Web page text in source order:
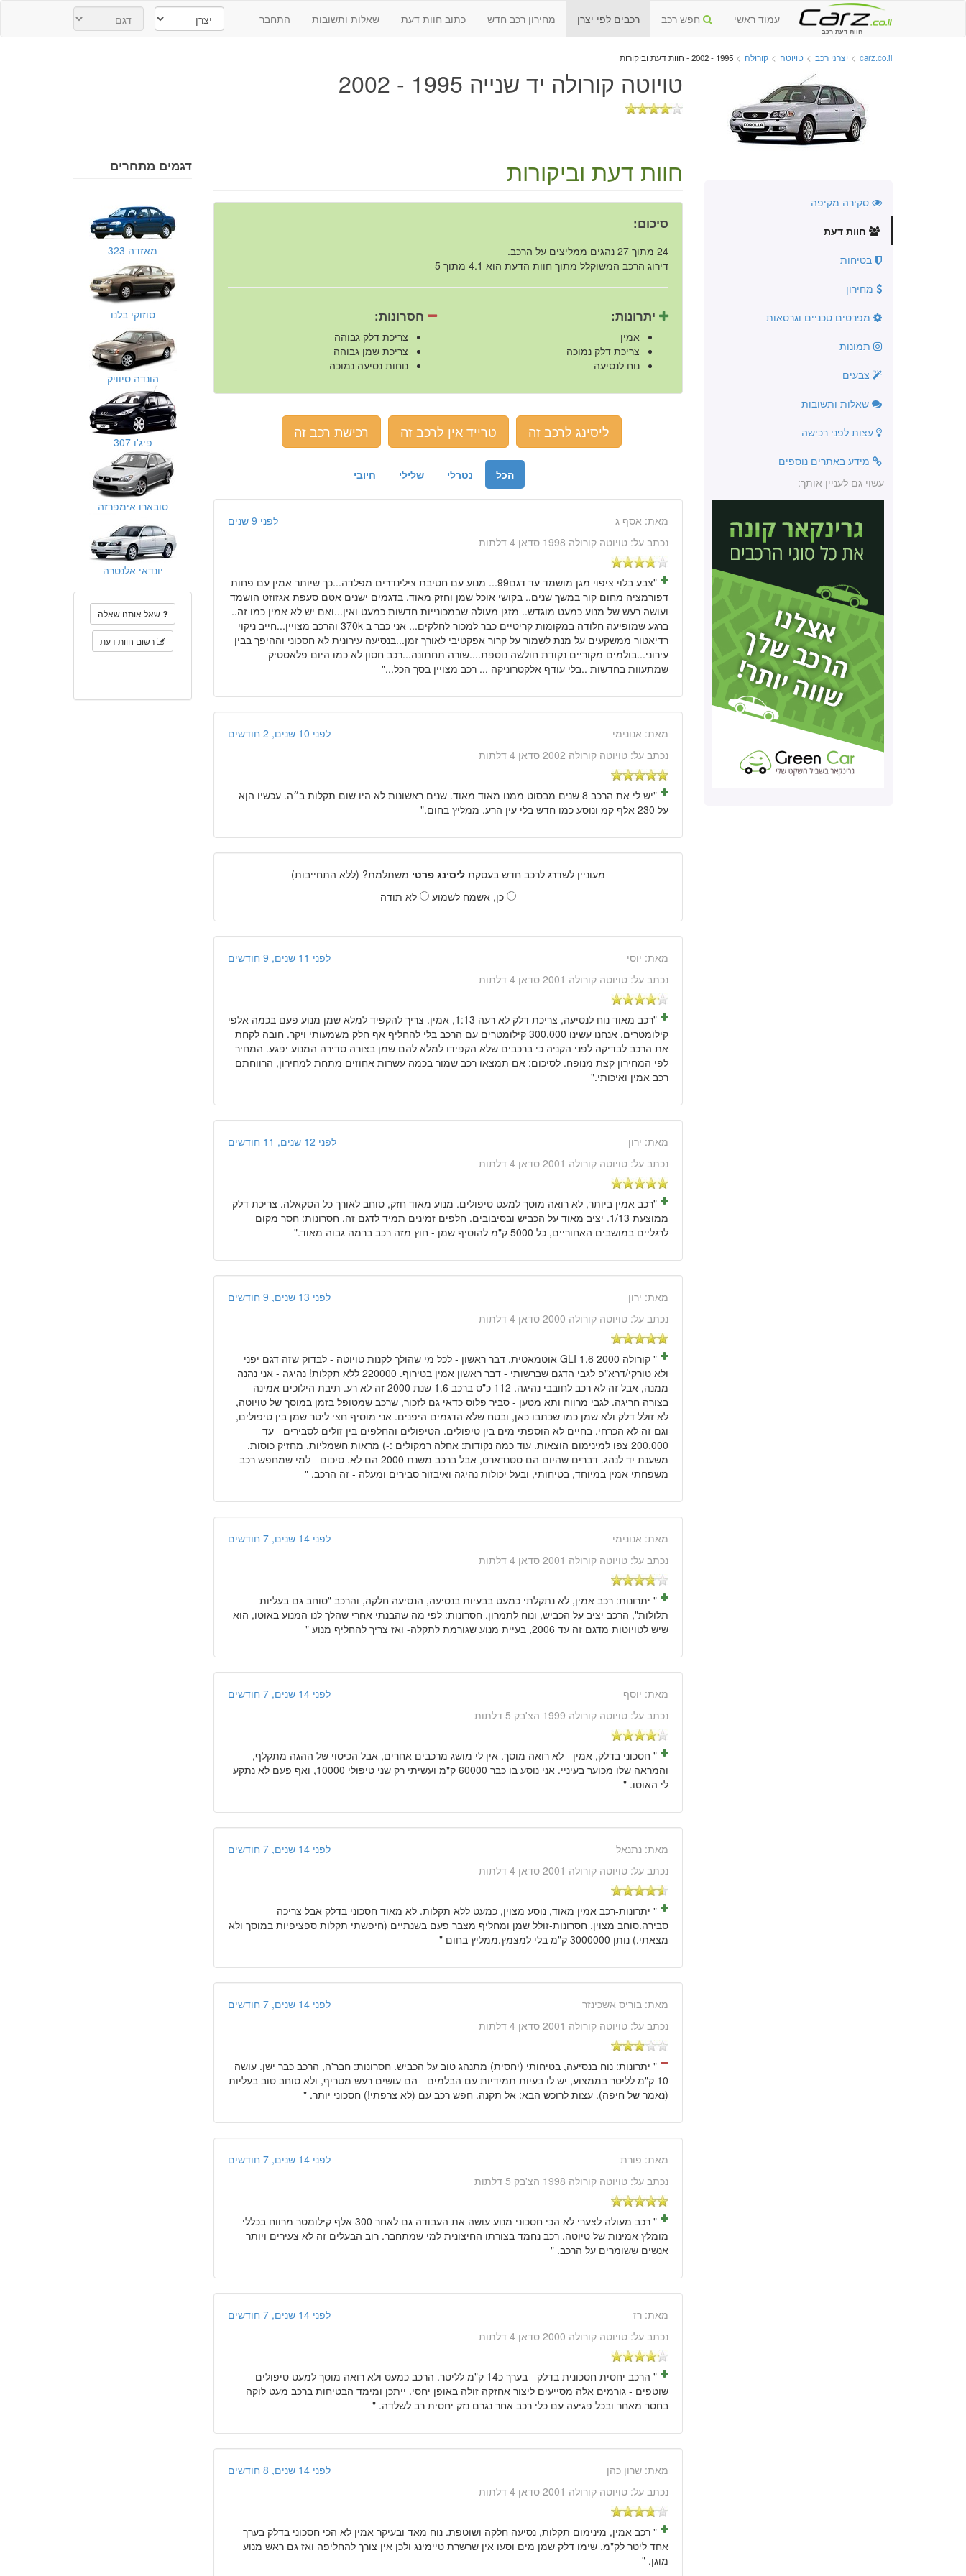
חוות דעת רכב
עמוד ראשי חפש רכב רכבים לפי יצרן מחירון רכב חדש כתוב חוות דעת שאלות ותשובות התחבר
carz.co.il
> יצרני רכב > טויוטה > קורולה > 1995 - 2002 - חוות דעת וביקורות
טויוטה קורולה יד שנייה 1995 - 2002
סקירה מקיפה
חוות דעת
בטיחות
מחירון
מפרטים טכניים וגרסאות
תמונות
צבעים
שאלות ותשובות
עצות לפני רכישה
מידע באתרים נוספים
עשוי גם לעניין אותך:
חוות דעת וביקורות
סיכום:
24 מתוך 27 נהגים ממליצים על הרכב.
דירוג הרכב המשוקלל מתוך חוות הדעת הוא 4.1 מתוך 5
יתרונות:
אמין
צריכת דלק נמוכה
נוח לנסיעה
חסרונות:
צריכת דלק גבוהה
צריכת שמן גבוהה
נוחות נסיעה נמוכה
ליסינג לרכב זה טרייד אין לרכב זה רכישת רכב זה
חיובי שלילי נטרלי הכל
מאת:אסף ג
לפני 9 שנים
נכתב על:טויוטה קורולה 1998 סדאן 4 דלתות
"צבע בלוי ציפוי מגן מושמד עד דגם99... מנוע עם חטיבת צילינדרים מפלדה...כך שיותר אמין עם פחות
דפורמציה מחום קור במשך שנים.. בקושי אוכל שמן וחזק מאוד. בדגמים ישנים אטם סעפת אגזוזט הושמד
ועושה רעש של מנוע כמעט מוגדש.. מזגן מעולה שבמכונייות חדשות כמעט ואין...ואם יש לא אמין כמו זה..
ברגע שמופיעה חלודה במקומות קריטיים כבר למכור לחלקים... אני כבר ב 370k והרכב מצויין...חייב ניקוי
רדיאטור ממשקעים על מנת לשמור על קרור אפקטיבי לאורך זמן...בנסיעה עירונית לא חסכוני וההיפך בבין
עירוני...בולמים מקוריים נקודת חולשה נוספת....שורה תחתונה...רכב חסון לא כמו היום פלאסטיק
שמתעוות בחדשות ..בלי עודף אלקטרוניקה ... רכב מצויין בסך הכל..."
מאת:אנונימי
לפני 10 שנים, 2 חודשים
נכתב על:טויוטה קורולה 2002 סדאן 4 דלתות
"יש לי את הרכב 8 שנים מבסוט ממנו מאוד מאוד. שנים ראשונות לא היו שום תקלות ב״ה. עכשיו הןא
על 230 אלף קמ ונוסע כמו חדש בלי עין הרע. ממליץ בחום."
מעוניין לשדרג לרכב חדש בעסקתליסינג פרטי משתלמת? (ללא התחייבות)
כן, אשמח לשמוע
לא תודה
מאת: יוסי
לפני 11 שנים, 9 חודשים
נכתב על:טויוטה קורולה 2001 סדאן 4 דלתות
"רכב מאוד נוח לנסיעה, צריכת דלק לא רעה 1:13, אמין. צריך להקפיד למלא שמן מנוע פעם בכמה אלפי
קילומטרים. אנחנו עשינו 300,000 קילומטרים עם הרכב בלי להחליף אף חלק משמעותי ויקר. חובה לקחת
את הרכב לבדיקה לפני הקניה כי ברכבים שלא הקפידו למלא להם שמן בצורה סדירה המנוע יפגע. המחיר
לפי המחירון קצת מנופח. לסיכום: אם תמצאו רכב שמור בכמה עשרות אחוזים מתחת למחירון, הרווחתם
רכב אמין ואיכותי."
מאת: ירון
לפני 12 שנים, 11 חודשים
נכתב על:טויוטה קורולה 2001 סדאן 4 דלתות
"רכב אמין ביותר, לא רואה מוסך למעט טיפולים. מנוע מאוד חזק, סוחב לאורך כל הסקאלה. צריכת דלק
ממוצעת 1/13. יציב מאוד על הכביש ובסיבובים. חלפים זמינים תמיד לדגם זה. חסרונות: חסר מקום
לרגליים במושבים האחוריים, כל 5000 ק"מ להוסיף שמן - חוץ מזה רכב ברמה גבוה מאוד."
מאת: ירון
לפני 13 שנים, 9 חודשים
נכתב על:טויוטה קורולה 2000 סדאן 4 דלתות
" קורולה 2000 1.6 GLI אוטמאטית. דבר ראשון - לכל מי שהולך לקנות טויוטה - לבדוק שזה דגם יפני
ולא טורקי/דרא"פ לגבי הדגם שברשותי - דבר ראשון אמין בטירוף. 220000 ללא תקלות! נהיגה - אני נהנה
ממנה, אבל זה לא רכב לחובבי נהיגה. 112 כ"ס ברכב 1.6 שנת 2000 זה לא רע. תיבת הילוכים אמינה
בצורה חריגה. לגבי מרווח ותא מטען - סביר פלוס כדאי גם לזכור, שרכב שמטופל בזמן במוסך של טויוטה,
לא זולל דלק ולא שמן כמו שכתבו כאן, ובטח שלא הדגמים היפנים. אני מוסיף חצי ליטר שמן בין טיפולים,
וגם זה לא הכרחי. בחיים לא הוספתי מים בין טיפולים. הטיפולים והחלפים בין זולים לסבירים - עד
200,000 צפו למינימום הוצאות. עוד כמה נקודות: אחלה רמקולים :-) מראות חשמליות. מחזיק כוסות.
משענת יד לנהג. דברים שהיום הם סטנדארט, אבל ברכב משנת 2000 הם לא. סיכום - למי שמחפש רכב
משפחתי אמין במיוחד, בטיחותי, ובעל יכולות נהיגה ואיבזור סבירים ומעלה - זה הרכב. "
מאת:אנונימי
לפני 14 שנים, 7 חודשים
נכתב על:טויוטה קורולה 2001 סדאן 4 דלתות
" יתרונות: רכב אמין, לא נתקלתי כמעט בבעיות בנסיעה, הנסיעה חלקה, והרכב "סוחב גם בעליות
תלולות", הרכב יציב על הכביש, ונוח לתמרון. חסרונות: לפי מה שהבנתי אחרי שהלך לנו המנוע באוטו, הוא
שיש לטויוטות מדגם זה עד 2006, בעיית מנוע שגורמת לתקלה- ואז צריך להחליף מנוע "
מאת: יוסף
לפני 14 שנים, 7 חודשים
נכתב על:טויוטה קורולה 1999 הצ'בק 5 דלתות
" חסכוני בדלק, אמין - לא רואה מוסך. אין לי מושג מרכבים אחרים, אבל הכיסוי של ההגה מתקלף,
והמראה שלו מכוער בעיניי. אני נוסע בו כבר 60000 ק"מ ועשיתי רק שני טיפולי 10000, ואף פעם לא נתקע
לי האוטו. "
מאת:נתנאל
לפני 14 שנים, 7 חודשים
נכתב על:טויוטה קורולה 2001 סדאן 4 דלתות
" יתרונות-רכב אמין מאוד, נוסע מצוין, כמעט ללא תקלות. לא מאוד חסכוני בדלק אבל צריכה
סבירה.סוחב מצוין. חסרונות-זולל שמן ומחליף מצבר פעם בשנתיים (חיפשתי תקלות ספציפיות במוסך ולא
מצאתי.) נותן 3000000 ק"מ בלי למצמץ.ממליץ בחום "
מאת:בוריס אשכינזר
לפני 14 שנים, 7 חודשים
נכתב על:טויוטה קורולה 2001 סדאן 4 דלתות
" יתרונות: נוח בנסיעה, בטיחותי (יחסית) מתנהג טוב על הכביש. חסרונות: חבר'ה, הרכב כבר ישן. עושה
10 ק"מ לליטר בממצוע, יש לו בעיות תמידיות עם הבלמים - הם עושים רעש מטריף, ולא סוחב טוב בעליות
(נאמר של חיפה). עצות לרוכש הבא: אל תקנה. חפש רכב עם (לא צרפתי!) חסכוני יותר. "
מאת: פורת
לפני 14 שנים, 7 חודשים
נכתב על:טויוטה קורולה 1998 הצ'בק 5 דלתות
" רכב מעולה לצערי לא הכי חסכוני מנוע עושה את העבודה גם לאחר 300 אלף קילומטר מרווח בכללי
מומלץ אמינות של טיוטה. רכב נחמד בצורתו החיצונית למי שמתחבר. רוב הבעלים זה לא צעירים ויותר
אנשים ששומרים על הרכב. "
מאת:רז
לפני 14 שנים, 7 חודשים
נכתב על:טויוטה קורולה 2000 סדאן 4 דלתות
" הרכב יחסית חסכונית בדלק - בערך כ14 ק"מ לליטר. הרכב כמעט ולא רואה מוסך למעט טיפולים
שוטפים - גורמים אלה מסייעים ליצור אחזקה זולה באופן יחסי. ייתכן ומימד הבטיחות ברכב מעט לוקה
בחסר מאחר ובכל פגיעה עם כלי רכב אחר נגרם נזק יחסית רב לשלדה. "
מאת:שרון כהן
לפני 14 שנים, 8 חודשים
נכתב על:טויוטה קורולה 2001 סדאן 4 דלתות
" רכב אמין, מינימום תקלות, נסיעה חלקה ושוטפת. נוח מאד ובעיקר אמין לא הכי חסכוני בדלק בערך
אחד ליטר לק"מ. שימו דלק שמן מים וסעו אין שרשרת טיימינג ולכן אין צורך להחליפה ואז גם ראש מנוע
מוגן. "
דגמים מתחרים
מאזדה 323
סוזוקי בלנו
הונדה סיוויק
פיג'ו 307
סובארו אימפרזה
יונדאי אלנטרה
שאל אותנו שאלה
רשום חוות דעת